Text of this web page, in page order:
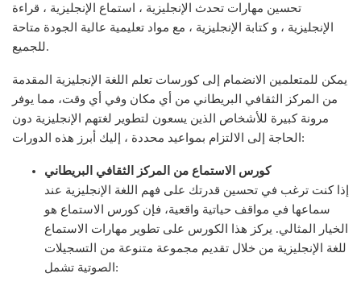
تحسين مهارات تحدث الإنجليزية ، استماع الإنجليزية ، قراءة
الإنجليزية ، و كتابة الإنجليزية ، مع مواد تعليمية عالية الجودة متاحة
للجميع.
يمكن للمتعلمين الانضمام إلى كورسات تعلم اللغة الإنجليزية المقدمة
من المركز الثقافي البريطاني من أي مكان وفي أي وقت، مما يوفر
مرونة كبيرة للأشخاص الذين يسعون لتطوير لغتهم الإنجليزية دون
الحاجة إلى الالتزام بمواعيد محددة ، إليك أبرز هذه الدورات:
كورس الاستماع من المركز الثقافي البريطاني
إذا كنت ترغب في تحسين قدرتك على فهم اللغة الإنجليزية عند
سماعها في مواقف حياتية واقعية، فإن كورس الاستماع هو
الخيار المثالي. يركز هذا الكورس على تطوير مهارات الاستماع
للغة الإنجليزية من خلال تقديم مجموعة متنوعة من التسجيلات
الصوتية تشمل: